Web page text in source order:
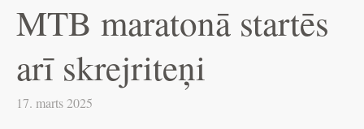
MTB maratonā startēs
arī skrejriteņi
17. marts 2025